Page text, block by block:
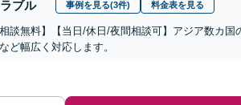
ブル 事例を見る(3件) 料金表を見る
談無料】【当日/休日/夜間相談可】アジア数カ
ど幅広く対応します。